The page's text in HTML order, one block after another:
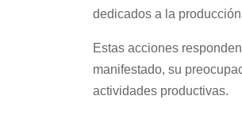
dedicados a la
Estas acciones
manifestado, su
actividades productivas.